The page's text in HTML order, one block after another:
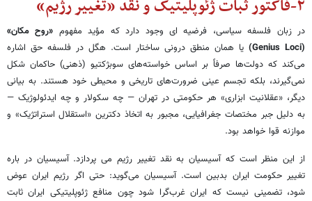
۲-فاکتور ثبات ژئوپلیتیک و نقد «تغییر رژیم»
در زبان فلسفه سیاسی، فرضیه ای وجود دارد که مؤید مفهوم «روح مکان»
(Genius Loci)
یا همان منطق درونی ساختار است. هگل در فلسفه حق اشاره
می‌کند که دولت‌ها صرفاً بر اساس خواسته‌های سوبژکتیو (ذهنی) حاکمان شکل
نمی‌گیرند، بلکه تجسم عینی ضرورت‌های تاریخی و محیطی خود هستند. به بیانی
دیگر، «عقلانیت ابزاری» هر حکومتی در تهران — چه سکولار و چه ایدئولوژیک —
به دلیل جبر مختصات جغرافیایی، مجبور به اتخاذ دکترین «استقلال استراتژیک» و
موازنه قوا خواهد بود.
از این منظر است که آسیسیان به نقد تغییر رژیم می پردازد. آسیسیان در باره
تغییر حکومت ایران بدبین است. آسیسیان می‌گوید: حتی اگر رژیم ایران عوض
شود، تضمینی نیست که ایران غرب‌گرا شود چون منافع ژئوپلیتیکی ایران ثابت